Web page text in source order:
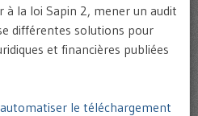
la loi Sapin 2, mener un audit
différentes solutions pour
et financières publiées
le téléchargement